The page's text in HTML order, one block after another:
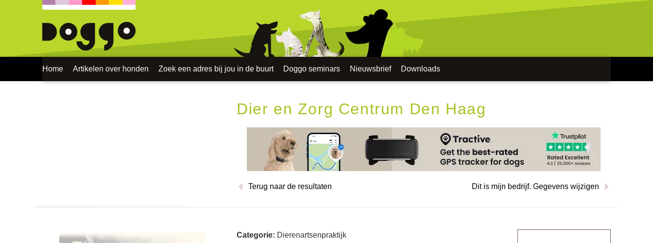
Home Artikelen over honden Zoek een adres bij jou in de buurt Doggo seminars Nieuwsbrief Downloads
Dier en Zorg Centrum Den Haag
Terug naar de resultaten Dit is mijn bedrijf. Gegevens wijzigen
Categorie: Dierenartsenpraktijk